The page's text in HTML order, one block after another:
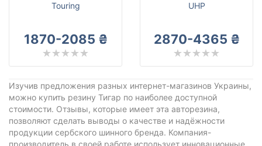
Touring
1870-2085 ₴
UHP
2870-4365 ₴
Изучив предложения разных интернет-магазинов Украины,
можно купить резину Тигар по наиболее доступной
стоимости. Отзывы, которые имеет эта авторезина,
позволяют сделать выводы о качестве и надёжности
продукции сербского шинного бренда. Компания-
производитель в своей работе использует инновационные